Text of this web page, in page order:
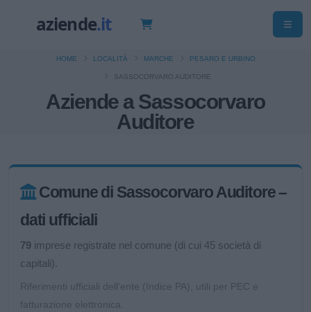
Aziende a Sassocorvaro
Auditore
HOME LOCALITÀ MARCHE PESARO E URBINO
SASSOCORVARO AUDITORE
Comune di Sassocorvaro Auditore –
dati ufficiali
79 imprese registrate nel comune (di cui 45 società di
capitali).
Riferimenti ufficiali dell'ente (Indice PA), utili per PEC e
fatturazione elettronica.